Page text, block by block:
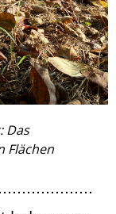
Das
Flächen